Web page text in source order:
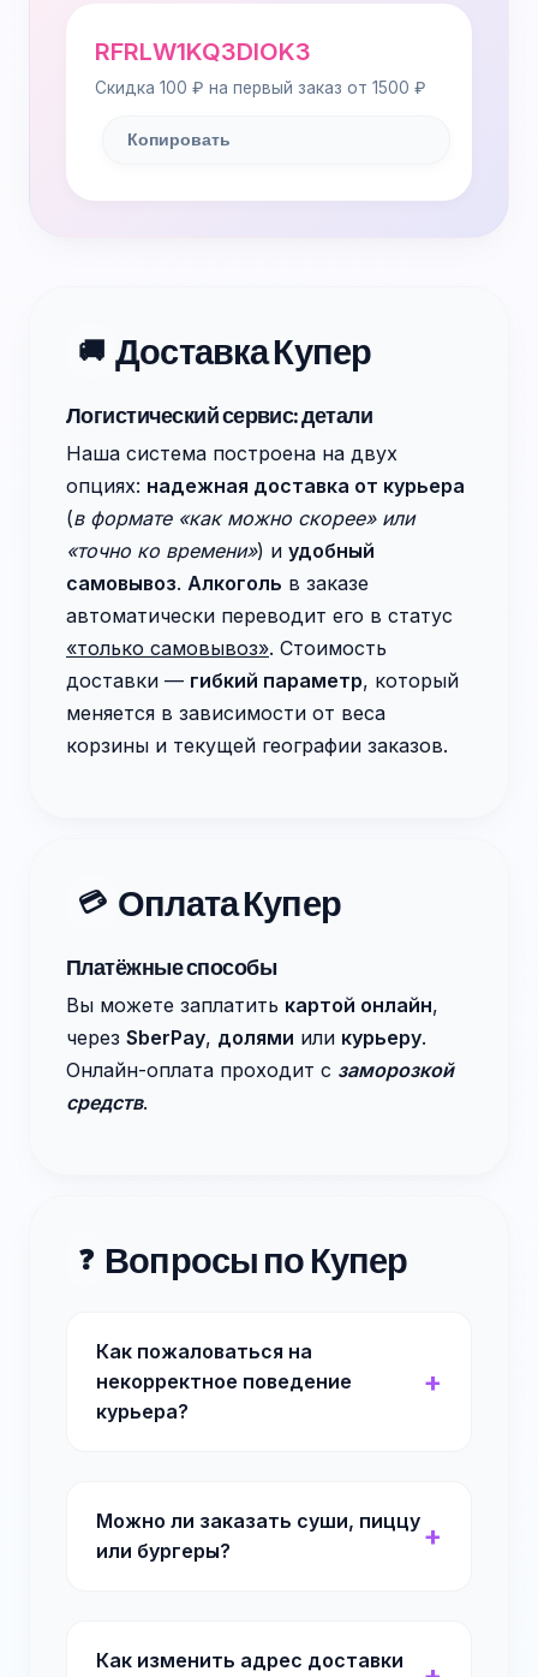
RFRLW1KQ3DIOK3
Скидка 100 ₽ на первый заказ от 1500 ₽
Копировать
🚚 Доставка Купер
Логистический сервис: детали
Наша система построена на двух
опциях: надежная доставка от курьера
(в формате «как можно скорее» или
«точно ко времени») и удобный
самовывоз. Алкоголь в заказе
автоматически переводит его в статус
«только самовывоз». Стоимость
доставки — гибкий параметр, который
меняется в зависимости от веса
корзины и текущей географии заказов.
💳 Оплата Купер
Платёжные способы
Вы можете заплатить картой онлайн,
через SberPay, долями или курьеру.
Онлайн-оплата проходит с заморозкой
средств.
❓ Вопросы по Купер
Как пожаловаться на
некорректное поведение
курьера?
Можно ли заказать суши, пиццу
или бургеры?
Как изменить адрес доставки